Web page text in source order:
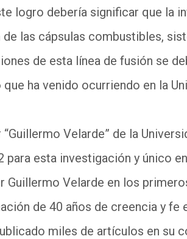
logro debería significar que la
las cápsulas combustibles,
de esta línea de fusión se
ha venido ocurriendo en la
Velarde” de la
esta investigación y único
Velarde en los
de 40 años de creencia y
miles de artículos en su